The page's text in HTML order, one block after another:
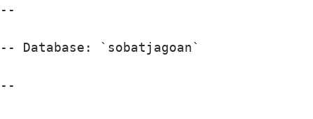
--
-- Database: `sobatjagoan`
--